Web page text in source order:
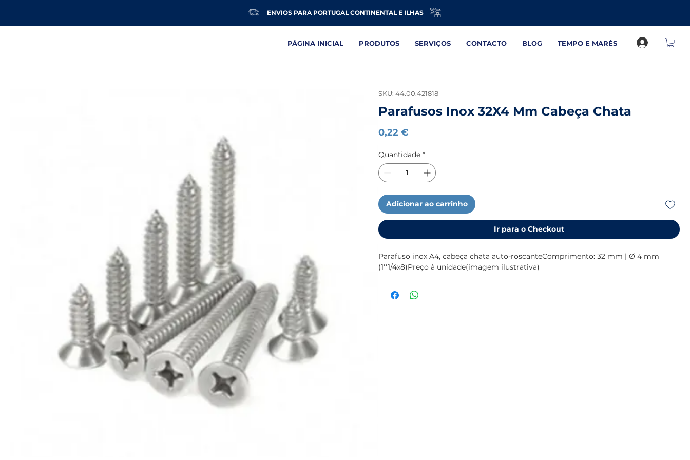
ENVIOS PARA PORTUGAL CONTINENTAL E ILHAS
PÁGINA INICIAL PRODUTOS SERVIÇOS CONTACTO BLOG TEMPO E MARÉS
SKU: 44.00.421818
Parafusos Inox 32X4 Mm Cabeça Chata
0,22 €
Quantidade *
Adicionar ao carrinho
Ir para o Checkout
Parafuso inox A4, cabeça chata auto-roscanteComprimento: 32 mm | Ø 4 mm
(1''1/4x8)Preço à unidade(imagem ilustrativa)